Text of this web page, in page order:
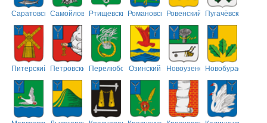
СаратовскийСамойловскийРтищевскийРомановскийРовенский Пугачёвский
Питерский ПетровскийПерелюбскийОзинский НовоузенскийНовобурасский